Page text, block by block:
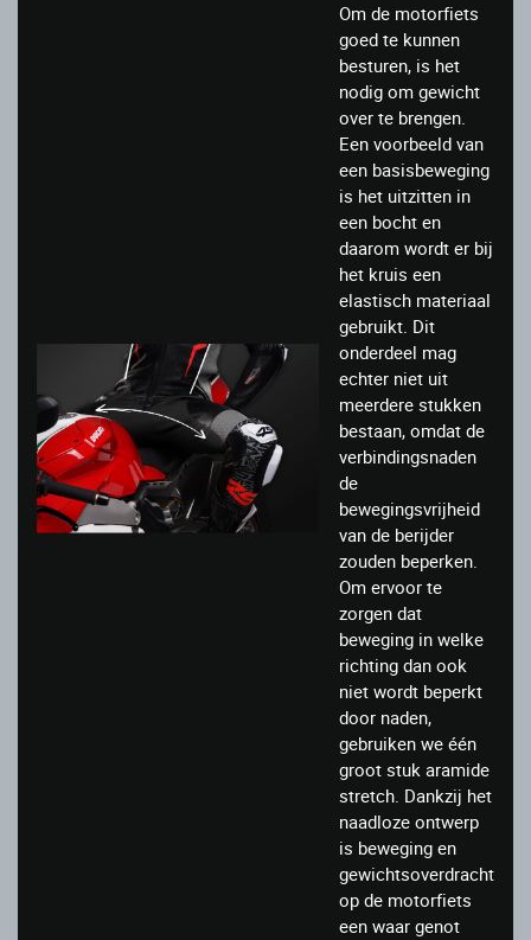
Om de motorfiets
goed te kunnen
besturen, is het
nodig om gewicht
over te brengen.
Een voorbeeld van
een basisbeweging
is het uitzitten in
een bocht en
daarom wordt er bij
het kruis een
elastisch materiaal
gebruikt. Dit
onderdeel mag
echter niet uit
meerdere stukken
bestaan, omdat de
verbindingsnaden
de
bewegingsvrijheid
van de berijder
zouden beperken.
Om ervoor te
zorgen dat
beweging in welke
richting dan ook
niet wordt beperkt
door naden,
gebruiken we één
groot stuk aramide
stretch. Dankzij het
naadloze ontwerp
is beweging en
gewichtsoverdracht
op de motorfiets
een waar genot